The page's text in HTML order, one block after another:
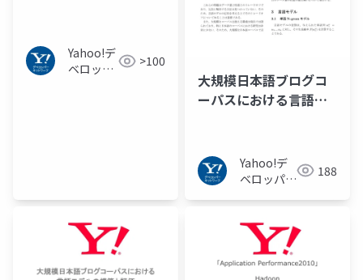
Yahoo!デ
ベロッパ
>100
大規模日本語ブログコ
ーパスにおける言語モ
Yahoo!デ
ベロッパー
188